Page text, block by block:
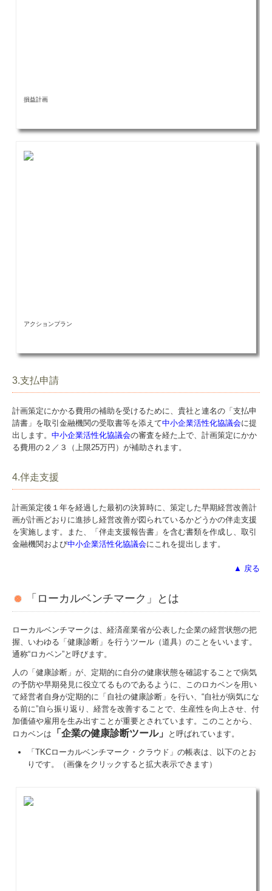
損益計画
アクションプラン
3.支払申請
計画策定にかかる費用の補助を受けるために、貴社と連名の「支払申
請書」を取引金融機関の受取書等を添えて中小企業活性化協議会に提
出します。 中小企業活性化協議会の審査を経た上で、計画策定にかか
る費用の２／３（上限25万円）が補助されます。
4.伴走支援
計画策定後１年を経過した最初の決算時に、策定した早期経営改善計
画が計画どおりに進捗し経営改善が図られているかどうかの伴走支援
を実施します。また、「伴走支援報告書」を含む書類を作成し、取引
金融機関および中小企業活性化協議会にこれを提出します。
▲ 戻る
「ローカルベンチマーク」とは
ローカルベンチマークは、経済産業省が公表した企業の経営状態の把
握、いわゆる「健康診断」を行うツール（道具）のことをいいます。
通称“ロカベン”と呼びます。
人の「健康診断」が、定期的に自分の健康状態を確認することで病気
の予防や早期発見に役立てるものであるように、このロカベンを用い
て経営者自身が定期的に「自社の健康診断」を行い、“自社が病気にな
る前に”自ら振り返り、経営を改善することで、生産性を向上させ、付
加価値や雇用を生み出すことが重要とされています。このことから、
ロカベンは
「企業の健康診断ツール」
と呼ばれています。
「TKCローカルベンチマーク・クラウド」の帳表は、以下のとお
りです。（画像をクリックすると拡大表示できます）